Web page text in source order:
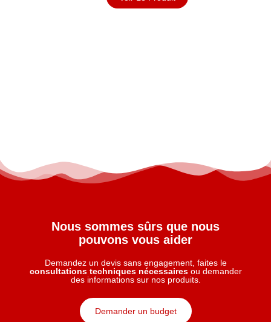
Nous sommes sûrs que nous
pouvons vous aider
Demandez un devis sans engagement, faites le
consultations techniques nécessairesou demander
des informations sur nos produits.
Demander un budget